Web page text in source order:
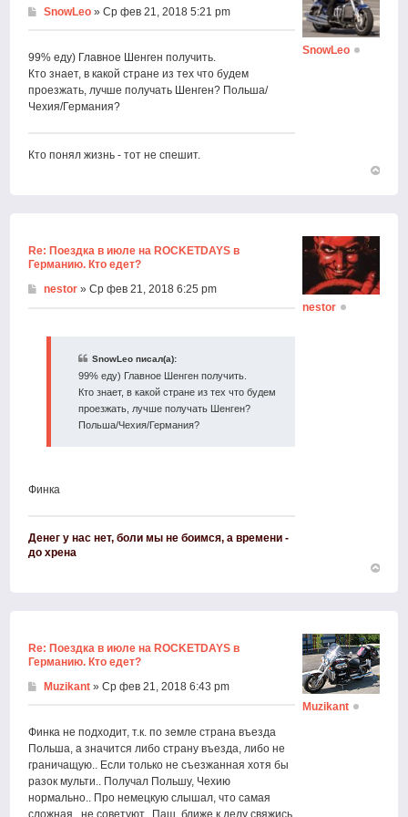
SnowLeo » Ср фев 21, 2018 5:21 pm
99% еду) Главное Шенген получить.
Кто знает, в какой стране из тех что будем
проезжать, лучше получать Шенген? Польша/
Чехия/Германия?
Кто понял жизнь - тот не спешит.
SnowLeo
Re: Поездка в июле на ROCKETDAYS в
Германию. Кто едет?
nestor » Ср фев 21, 2018 6:25 pm
SnowLeo писал(а):
99% еду) Главное Шенген получить.
Кто знает, в какой стране из тех что будем
проезжать, лучше получать Шенген?
Польша/Чехия/Германия?
Финка
Денег у нас нет, боли мы не боимся, а времени -
до хрена
nestor
Re: Поездка в июле на ROCKETDAYS в
Германию. Кто едет?
Muzikant » Ср фев 21, 2018 6:43 pm
Финка не подходит, т.к. по земле страна въезда
Польша, а значится либо страну въезда, либо не
граничащую.. Если только не съезжанная хотя бы
разок мульти.. Получал Польшу, Чехию
нормально.. Про немецкую слышал, что самая
сложная.. не советуют.. Паш, ближе к делу свяжись
Muzikant